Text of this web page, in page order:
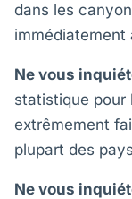
dans les
immédiatement
Ne vous
statistique pour
extrêmement
plupart des
Ne vous